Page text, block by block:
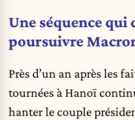
Une séquence qui
poursuivre
Près d’un an après les
tournées à Hanoï
hanter le couple